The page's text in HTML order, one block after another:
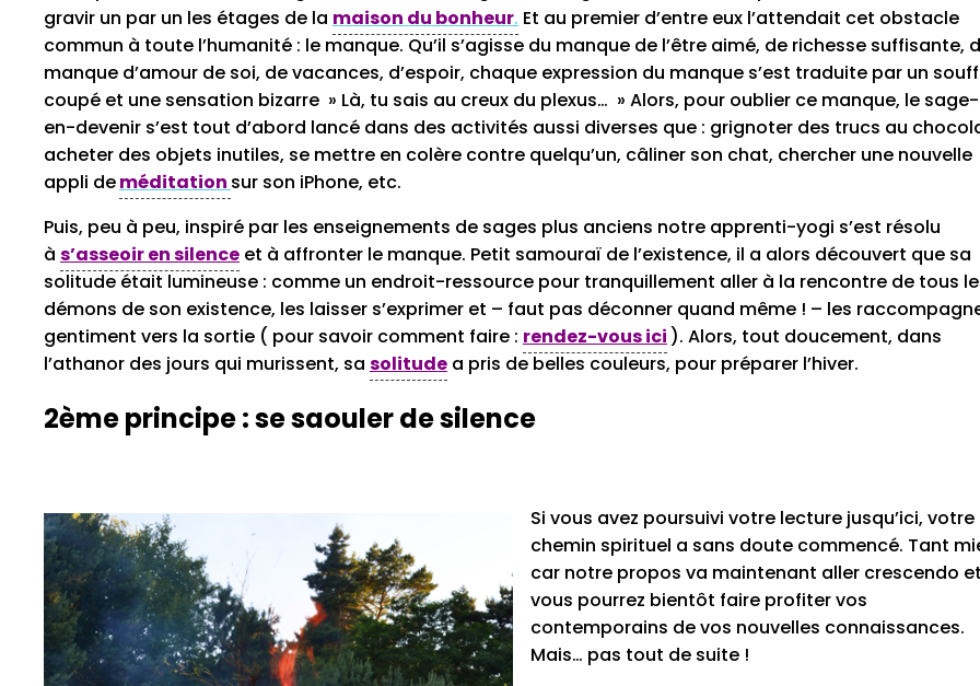
gravir un par un les étages de la maison du bonheur. Et au premier d’entre eux l’attendait cet obstacle
commun à toute l’humanité : le manque. Qu’il s’agisse du manque de l’être aimé, de richesse suffisante,
manque d’amour de soi, de vacances, d’espoir, chaque expression du manque s’est traduite par un
coupé et une sensation bizarre » Là, tu sais au creux du plexus… » Alors, pour oublier ce manque, le sage-
en-devenir s’est tout d’abord lancé dans des activités aussi diverses que : grignoter des trucs au
acheter des objets inutiles, se mettre en colère contre quelqu’un, câliner son chat, chercher une nouvelle
appli deméditation sur son iPhone, etc.
Puis, peu à peu, inspiré par les enseignements de sages plus anciens notre apprenti-yogi s’est résolu
à s’asseoir en silence et à affronter le manque. Petit samouraï de l’existence, il a alors découvert que sa
solitude était lumineuse : comme un endroit-ressource pour tranquillement aller à la rencontre de tous
démons de son existence, les laisser s’exprimer et – faut pas déconner quand même ! – les
gentiment vers la sortie ( pour savoir comment faire : rendez-vous ici ). Alors, tout doucement, dans
l’athanor des jours qui murissent, sa solitude a pris de belles couleurs, pour préparer l’hiver.
2ème principe : se saouler de silence
Si vous avez poursuivi votre lecture jusqu’ici, votre
chemin spirituel a sans doute commencé. Tant
car notre propos va maintenant aller crescendo et
vous pourrez bientôt faire profiter vos
contemporains de vos nouvelles connaissances.
Mais… pas tout de suite !